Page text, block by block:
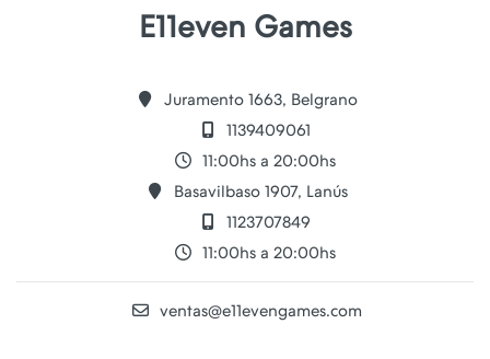
E11even Games
Juramento 1663, Belgrano
1139409061
11:00hs a 20:00hs
Basavilbaso 1907, Lanús
1123707849
11:00hs a 20:00hs
ventas@e11evengames.com